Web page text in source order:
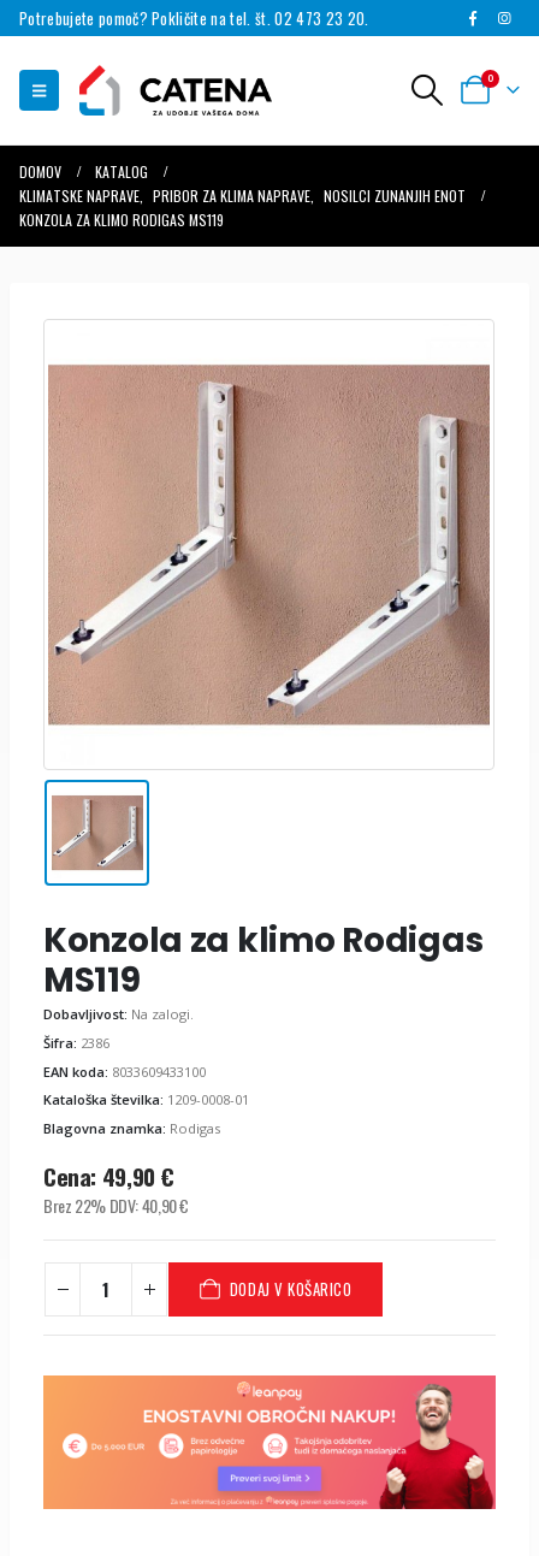
Potrebujete pomoč? Pokličite na tel. št. 02 473 23 20.
0
DOMOV
KATALOG
KLIMATSKE NAPRAVE
PRIBOR ZA KLIMA NAPRAVE
NOSILCI ZUNANJIH ENOT
KONZOLA ZA KLIMO RODIGAS MS119
Konzola za klimo Rodigas
MS119
Dobavljivost: Na zalogi.
Šifra: 2386
EAN koda: 8033609433100
Kataloška številka: 1209-0008-01
Blagovna znamka: Rodigas
Cena: 49,90 €
Brez 22% DDV:40,90€
DODAJ V KOŠARICO